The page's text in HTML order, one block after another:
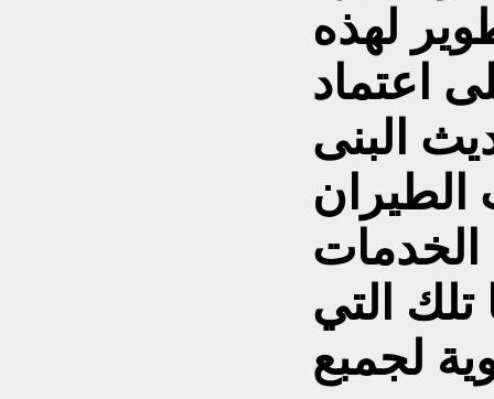
لهذه
اعتماد
البنى
الطيران
الخدمات
تلك التي
لجمبع